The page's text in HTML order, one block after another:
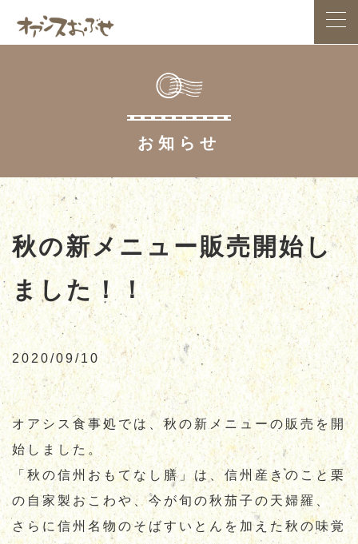
HOME
アクセス案内 お食事処 お土産処
スイーツ 小布施総合公園 農産物直売所
お知らせ お問合せ 通販サイト
お知らせ
秋の新メニュー販売開始し
ました！！
2020/09/10
オアシス食事処では、秋の新メニューの販売を開
始しました。
「秋の信州おもてなし膳」は、信州産きのこと栗
の自家製おこわや、今が旬の秋茄子の天婦羅、
さらに信州名物のそばすいとんを加えた秋の味覚